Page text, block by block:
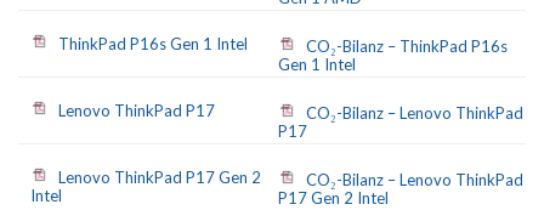
ThinkPad P16s Gen 1 Intel
CO₂-Bilanz – ThinkPad P16s
Gen 1 Intel
Lenovo ThinkPad P17
CO₂-Bilanz – Lenovo ThinkPad
P17
Lenovo ThinkPad P17 Gen 2
Intel
CO₂-Bilanz – Lenovo ThinkPad
P17 Gen 2 Intel